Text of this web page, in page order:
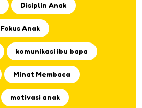
Disiplin Anak
Fokus Anak
komunikasi ibu bapa
Minat Membaca
motivasi anak